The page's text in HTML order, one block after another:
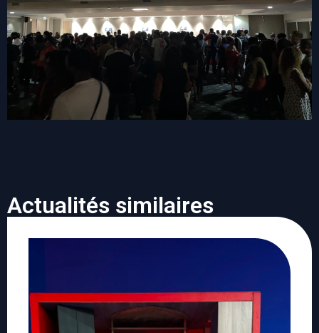
Actualités similaires